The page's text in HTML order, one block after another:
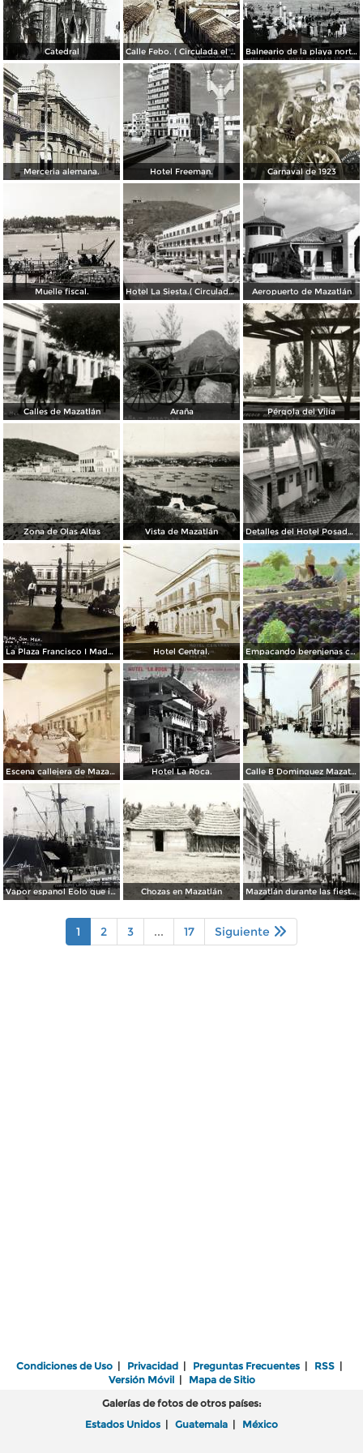
Catedral Calle Febo. ( Circulada el 22 de Septiembre de 1934 ). Balneario de la playa norte.
Merceria alemana. Hotel Freeman. Carnaval de 1923
Muelle fiscal. Hotel La Siesta.( Circulada el 30 de Octubre de 1956 ). Aeropuerto de Mazatlán
Calles de Mazatlán Araña Pérgola del Vijía
Zona de Olas Altas Vista de Mazatlán Detalles del Hotel Posada Colonial
La Plaza Francisco I Madero. Hotel Central. Empacando berenjenas cerca de Mazatlan 1928
Escena callejera de Mazatlán, Sinaloa 1903. Hotel La Roca. Calle B Dominguez Mazatlán, Sinaloa ( Circulada el 25 de Abril de 1932 ).
Vapor espanol Eolo que ignaguro las obras del puerto. Chozas en Mazatlán Mazatlán durante las fiestas del Centenario de la Independencia (1910)
1 2 3 ... 17 Siguiente
Condiciones de Uso | Privacidad | Preguntas Frecuentes | RSS |
Versión Móvil| Mapa de Sitio
Galerías de fotos de otros países:
Estados Unidos | Guatemala | México